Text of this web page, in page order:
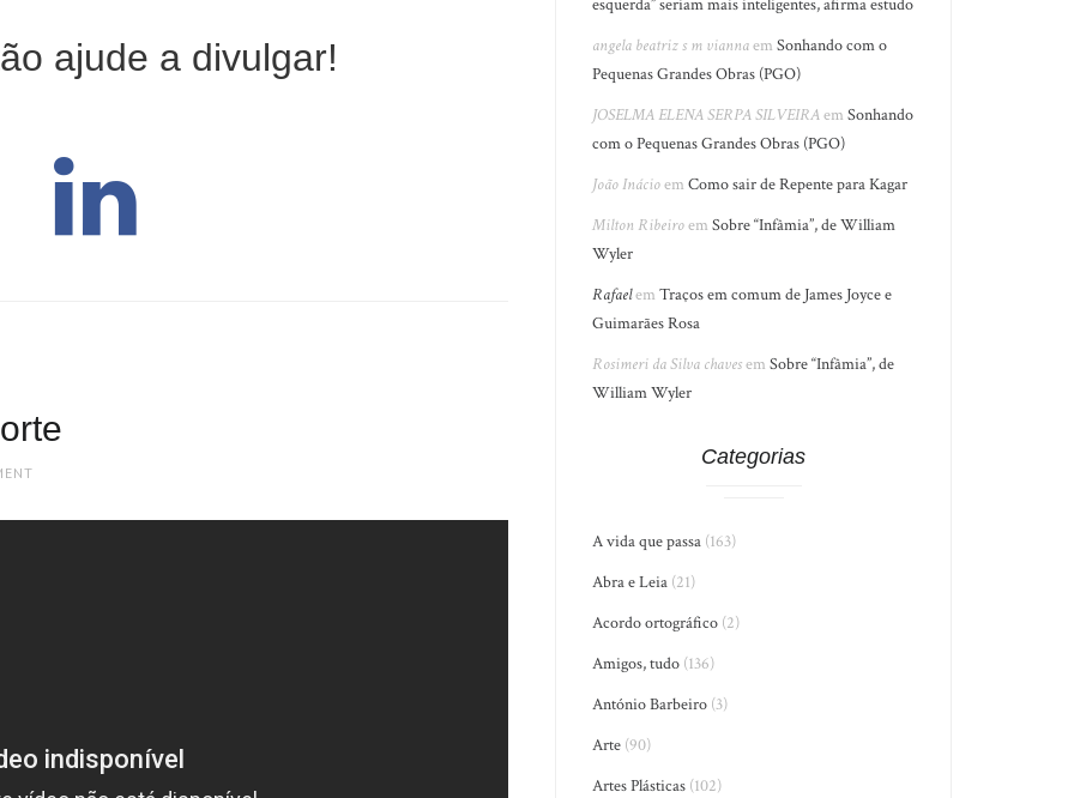
ajude a divulgar!
esquerda” seriam mais inteligentes, afirma estudo
angela beatriz s m viannaemSonhando com o
Pequenas Grandes Obras (PGO)
JOSELMA ELENA SERPA SILVEIRAemSonhando
com o Pequenas Grandes Obras (PGO)
João InácioemComo sair de Repente para Kagar
Milton RibeiroemSobre “Infâmia”, de William
Wyler
RafaelemTraços em comum de James Joyce e
Guimarães Rosa
Rosimeri da Silva chavesemSobre “Infâmia”, de
William Wyler
Categorias
A vida que passa (163)
Abra e Leia (21)
Acordo ortográfico (2)
Amigos, tudo (136)
António Barbeiro (3)
Arte (90)
Artes Plásticas (102)